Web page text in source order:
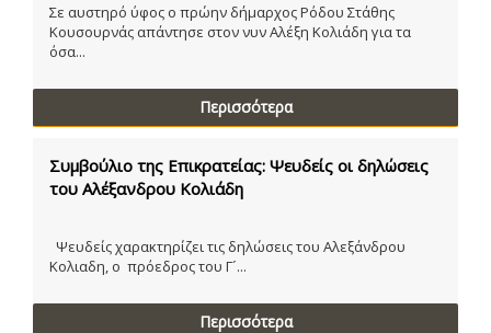
Σε αυστηρό ύφος ο πρώην δήμαρχος Ρόδου Στάθης
Κουσουρνάς απάντησε στον νυν Αλέξη Κολιάδη για τα
όσα...
Περισσότερα
Συμβούλιο της Επικρατείας: Ψευδείς οι δηλώσεις
του Αλέξανδρου Κολιάδη
Ψευδείς χαρακτηρίζει τις δηλώσεις του Αλεξάνδρου
Κολιαδη, ο πρόεδρος του Γ´...
Περισσότερα